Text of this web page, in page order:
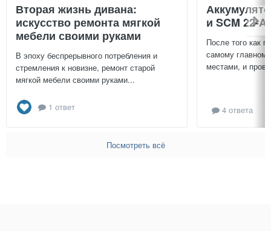
Вторая жизнь дивана:
искусство ремонта мягкой
мебели своими руками
В эпоху беспрерывного потребления и
стремления к новизне, ремонт старой
мягкой мебели своими руками...
1 ответ
и SCM 22-A
После того как
самому
местами, и
4 ответа
Посмотреть всё